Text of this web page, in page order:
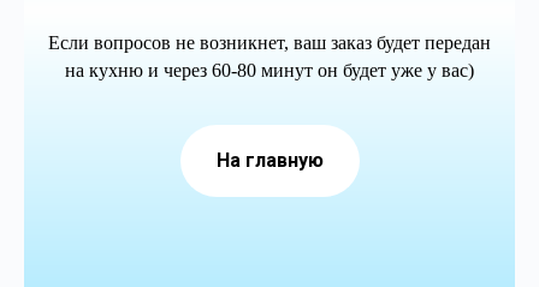
Если вопросов не возникнет, ваш заказ будет передан
на кухню и через 60-80 минут он будет уже у вас)
На главную